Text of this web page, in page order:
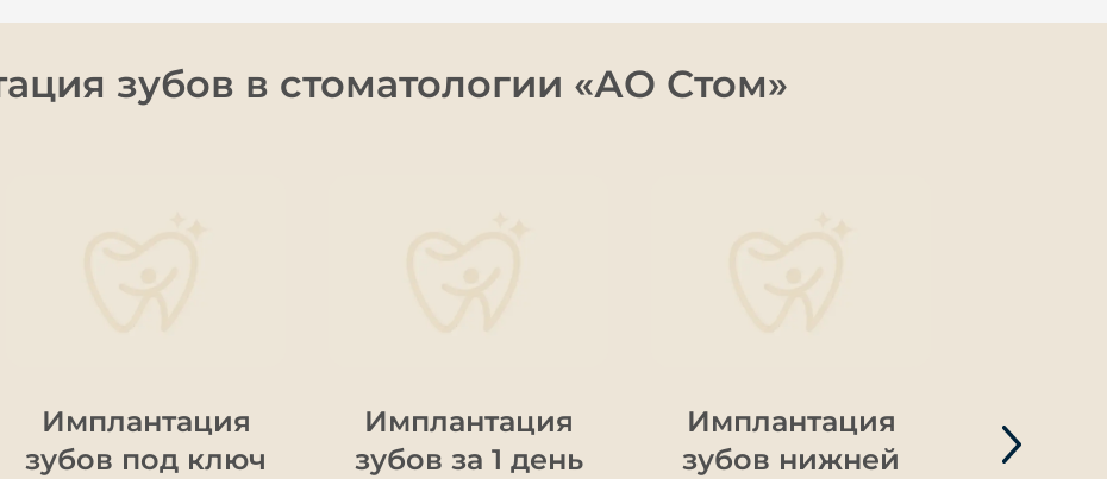
зубов в стоматологии «АО Стом»
Имплантация
зубов под ключ
Имплантация
зубов за 1 день
Имплантация
зубов нижней
зубов